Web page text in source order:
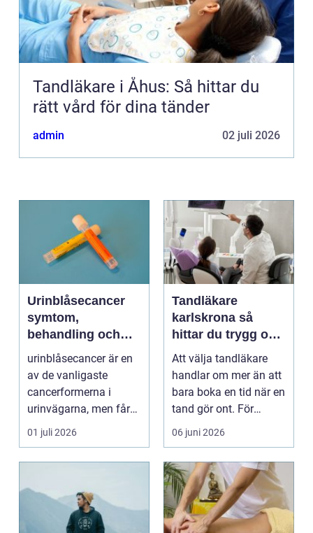
Tandläkare i Åhus: Så hittar du
rätt vård för dina tänder
admin 02 juli 2026
Urinblåsecancer
symtom,
behandling och
vägen vidare
urinblåsecancer är en
av de vanligaste
cancerformerna i
urinvägarna, men får
ofta mindre
uppmärksamh...
01 juli 2026
Tandläkare
karlskrona så
hittar du trygg och
långsiktig
tandvård
Att välja tandläkare
handlar om mer än att
bara boka en tid när en
tand gör ont. För
många är tandvå...
06 juni 2026